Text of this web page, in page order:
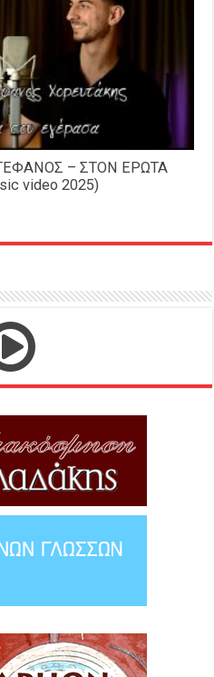
– ΣΤΟΝ ΕΡΩΤΑ
video 2025)